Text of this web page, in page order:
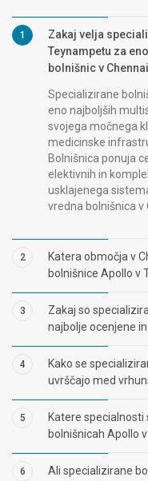
1
Zakaj velja
Teynampetu za
bolnišnic v
Specializirane
eno najboljših
svojega močnega
medicinske
Bolnišnica ponuja
elektivnih in
usklajenega
vredna bolnišnica v
2
Katera območja v
bolnišnice Apollo v
3
Zakaj so
najbolje ocenjene
4
Kako se
uvrščajo med
5
Katere specialnosti
bolnišnicah Apollo
6
Ali specializirane